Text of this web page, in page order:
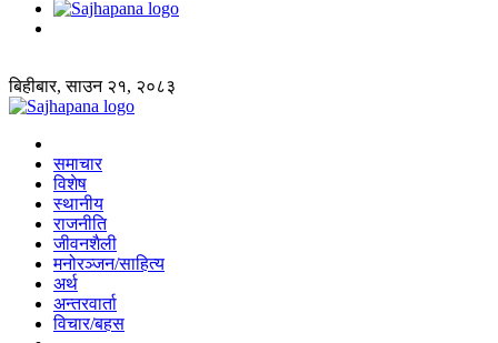
बिहीबार, साउन २१, २०८३
समाचार
विशेष
स्थानीय
राजनीति
जीवनशैली
मनोरञ्जन/साहित्य
अर्थ
अन्तरवार्ता
विचार/बहस